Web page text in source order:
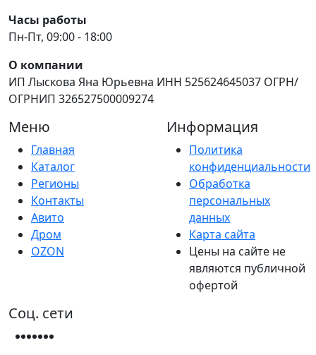
Часы работы
Пн-Пт, 09:00 - 18:00
О компании
ИП Лыскова Яна Юрьевна ИНН 525624645037 ОГРН/
ОГРНИП 326527500009274
Меню
Главная
Каталог
Регионы
Контакты
Авито
Дром
OZON
Информация
Политика
конфиденциальности
Обработка
персональных
данных
Карта сайта
Цены на сайте не
являются публичной
офертой
Соц. сети